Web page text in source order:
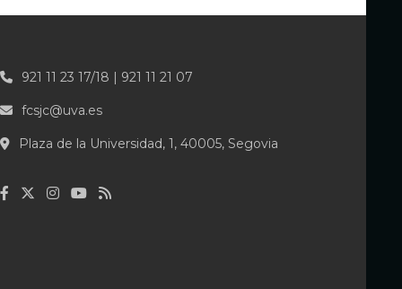
921 11 23 17/18 | 921 11 21 07
fcsjc@uva.es
Plaza de la Universidad, 1, 40005, Segovia